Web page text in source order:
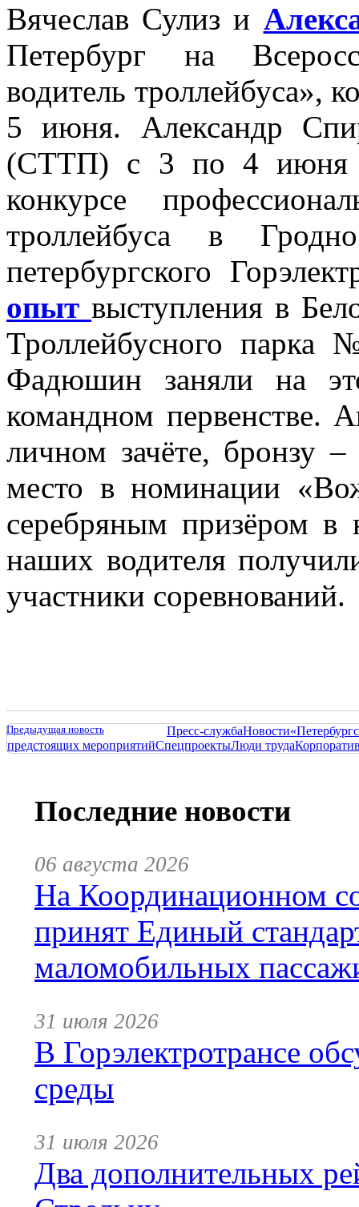
Вячеслав Сулиз и
Петербург на
водитель троллейбуса»,
5 июня. Александр
(СТТП) с 3 по 4 июня
конкурсе
троллейбуса в
петербургского
опытвыступления в
Троллейбусного
Фадюшин заняли на
командном первенстве.
личном зачёте, бронзу –
место в номинации
серебряным призёром
наших водителя
участники соревнований.
Предыдущая новость Пресс-службаНовости
предстоящих мероприятийСпецпроектыЛюди труда
Последние новости
06 августа 2026
На Координационном
принят Единый
маломобильных
31 июля 2026
В Горэлектротрансе
среды
31 июля 2026
Два дополнительных